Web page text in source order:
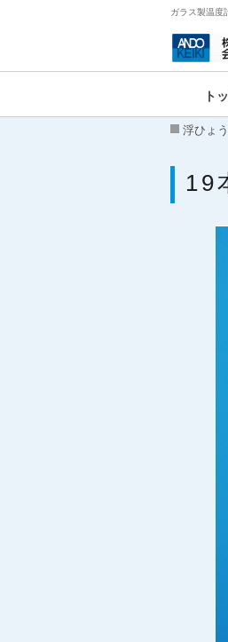
ガラス製温度
ト
浮ひょう
19